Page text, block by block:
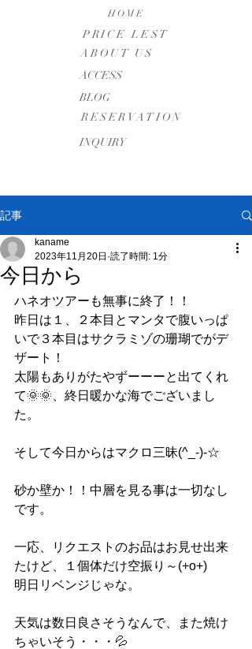
HOME
PRICE LEST
ABOUT US
​ACCESS
BLOG
RESERVATION
INQUIRY
記事
今日から
kaname
2023年11月20日 読了時間: 1分
ハネオツアーも無事に終了！！
昨日は１、２本目とマンタで腹いっぱ
いで３本目はサクラミゾの珊瑚でがデ
ザート！
太陽もありがたやずーーーと出てくれ
て🌞🌞、終日暖かな海でございまし
た。
そして今日からはマクロ三昧(^_-)-☆
砂か壁か！！中層を見る事は一切なし
です。
一応、リクエストのお品はお見せ出来
たけど、１個体だけ空振り～(+o+)
明日リベンジじゃな。
天気は数日良さそうなんで、また焼け
ちゃいそう・・・💦